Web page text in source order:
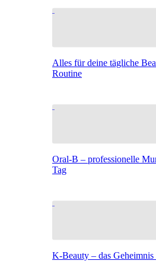
Alles für deine tägliche
Routine
Oral-B – professionelle
Tag
K-Beauty – das Geheimnis